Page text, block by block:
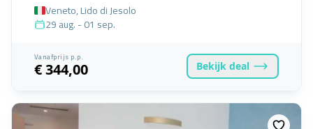
Veneto, Lido di Jesolo
29 aug. - 01 sep.
Vanafprijs p.p.
€ 344,00 Bekijk deal